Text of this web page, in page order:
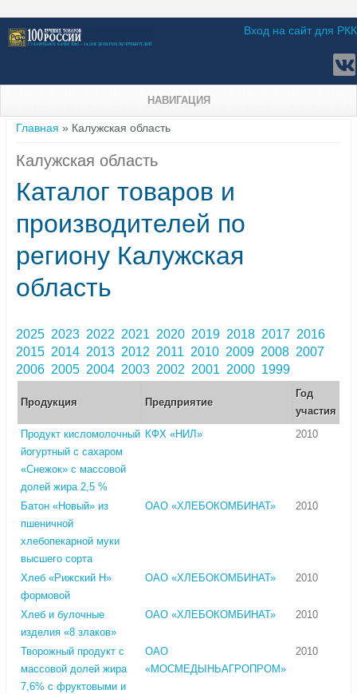
Вход на сайт для РКК
НАВИГАЦИЯ
Вы здесь
Главная » Калужская область
Калужская область
Каталог товаров и
производителей по
региону Калужская
область
2025 2023 2022 2021 2020 2019 2018 2017 2016
2015 2014 2013 2012 2011 2010 2009 2008 2007
2006 2005 2004 2003 2002 2001 2000 1999
Продукция Предприятие
Год
участия
Продукт кисломолочный
йогуртный с сахаром
«Снежок» с массовой
долей жира 2,5 %
КФХ «НИЛ» 2010
Батон «Новый» из
пшеничной
хлебопекарной муки
высшего сорта
ОАО «ХЛЕБОКОМБИНАТ» 2010
Хлеб «Рижский Н»
формовой
ОАО «ХЛЕБОКОМБИНАТ» 2010
Хлеб и булочные
изделия «8 злаков»
ОАО «ХЛЕБОКОМБИНАТ» 2010
Творожный продукт с
массовой долей жира
7,6% с фруктовыми и
ОАО
«МОСМЕДЫНЬАГРОПРОМ»
2010